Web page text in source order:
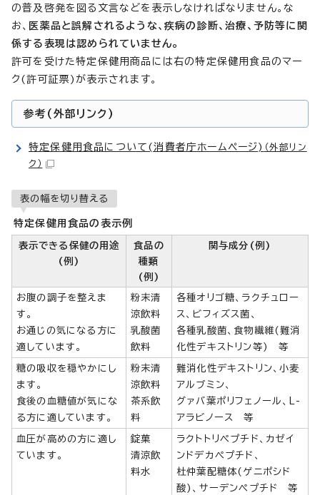
の普及啓発を図る文言などを表示しなければなりません。な
お、 医薬品と誤解されるような、疾病の診断、治療、予防等に関
係する表現は認められていません。
許可を受けた特定保健用商品には右の特定保健用食品のマー
ク(許可証票)が表示されます。
参考(外部リンク)
特定保健用食品について(消費者庁ホームページ) （外部リン
ク）
表の幅を切り替える
特定保健用食品の表示例
表示できる保健の用途
(例)
食品の
種類
(例)
関与成分(例)
お腹の調子を整えま
す。
お通じの気になる方に
適しています。
粉末清
涼飲料
乳酸菌
飲料
各種オリゴ糖、ラクチュロー
ス、ビフィズス菌、
各種乳酸菌、食物繊維(難消
化性デキストリン等) 等
糖の吸収を穏やかにし
ます。
食後の血糖値が気にな
る方に適しています。
粉末清
涼飲料
茶系飲
料
難消化性デキストリン、小麦
アルブミン、
グァバ葉ポリフェノール、L-
アラビノース 等
血圧が高めの方に適し
ています。
錠菓
清涼飲
料水
ラクトトリペプチド、カゼイ
ンドデカペプチド、
杜仲葉配糖体(ゲニポシド
酸)、サーデンペプチド 等